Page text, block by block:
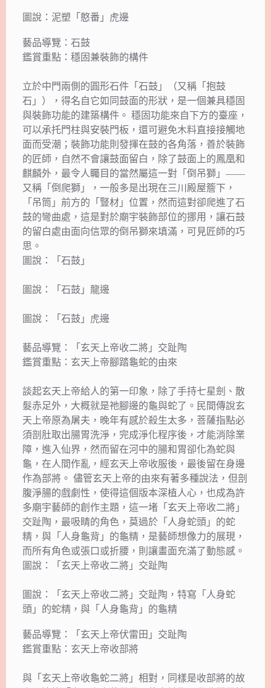
圖說：泥塑「憨番」虎邊
藝品導覽：石鼓
鑑賞重點：穩固兼裝飾的構件
立於中門兩側的圓形石件「石鼓」（又稱「抱鼓
石」），得名自它如同鼓面的形狀，是一個兼具穩固
與裝飾功能的建築構件。 穩固功能來自下方的臺座，
可以承托門柱與安裝門板，還可避免木料直接接觸地
面而受潮；裝飾功能則發揮在鼓的各角落，善於裝飾
的匠師，自然不會讓鼓面留白，除了鼓面上的鳳凰和
麒麟外，最令人矚目的當然屬這一對「倒吊獅」——
又稱「倒爬獅」，一般多是出現在三川殿屋簷下，
「吊筒」前方的「豎材」位置，然而這對卻爬進了石
鼓的彎曲處，這是對於廟宇裝飾部位的挪用，讓石鼓
的留白處由面向信眾的倒吊獅來填滿，可見匠師的巧
思。
圖說：「石鼓」
圖說：「石鼓」龍邊
圖說：「石鼓」虎邊
藝品導覽：「玄天上帝收二將」交趾陶
鑑賞重點：玄天上帝腳踏龜蛇的由來
談起玄天上帝給人的第一印象，除了手持七星劍、散
髮赤足外，大概就是祂腳邊的龜與蛇了。民間傳說玄
天上帝原為屠夫，晚年有感於殺生太多，菩薩指點必
須剖肚取出腸胃洗淨，完成淨化程序後，才能消除業
障，進入仙界，然而留在河中的腸和胃卻化為蛇與
龜，在人間作亂，經玄天上帝收服後，最後留在身邊
作為部將。 儘管玄天上帝的由來有著多種說法，但剖
腹淨腸的戲劇性，使得這個版本深植人心，也成為許
多廟宇藝師的創作主題，這一堵「玄天上帝收二將」
交趾陶，最吸睛的角色，莫過於「人身蛇頭」的蛇
精，與「人身龜背」的龜精，是藝師想像力的展現，
而所有角色或張口或折腰，則讓畫面充滿了動態感。
圖說：「玄天上帝收二將」交趾陶
圖說：「玄天上帝收二將」交趾陶，特寫「人身蛇
頭」的蛇精，與「人身龜背」的龜精
藝品導覽：「玄天上帝伏雷田」交趾陶
鑑賞重點：玄天上帝收部將
與「玄天上帝收龜蛇二將」相對，同樣是收部將的故